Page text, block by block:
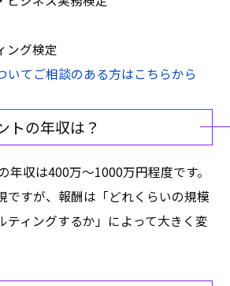
ング検定
てご相談のある方はこちらから
トの年収は？
年収は400万～1000万円程度です。
ですが、報酬は「どれくらいの規模
ティングするか」によって大きく変